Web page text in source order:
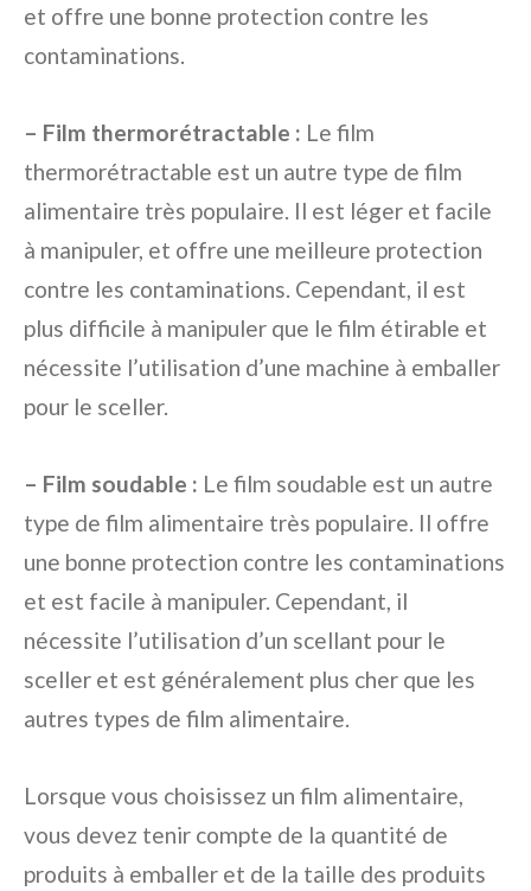
et offre une bonne protection contre les
contaminations.
– Film thermorétractable : Le film
thermorétractable est un autre type de film
alimentaire très populaire. Il est léger et facile
à manipuler, et offre une meilleure protection
contre les contaminations. Cependant, il est
plus difficile à manipuler que le film étirable et
nécessite l’utilisation d’une machine à emballer
pour le sceller.
– Film soudable : Le film soudable est un autre
type de film alimentaire très populaire. Il offre
une bonne protection contre les contaminations
et est facile à manipuler. Cependant, il
nécessite l’utilisation d’un scellant pour le
sceller et est généralement plus cher que les
autres types de film alimentaire.
Lorsque vous choisissez un film alimentaire,
vous devez tenir compte de la quantité de
produits à emballer et de la taille des produits